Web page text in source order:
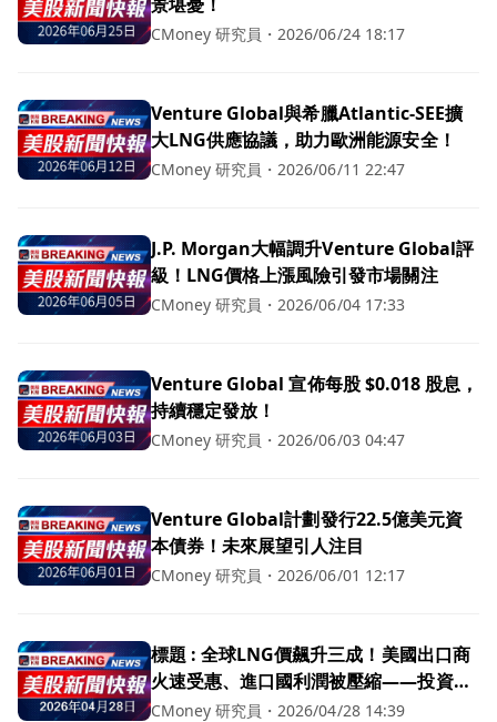
CMoney 研究員 ・ 2026/06/24 18:17
Venture Global與希臘Atlantic-SEE擴
大LNG供應協議，助力歐洲能源安全！
CMoney 研究員 ・ 2026/06/11 22:47
J.P. Morgan大幅調升Venture Global評
級！LNG價格上漲風險引發市場關注
CMoney 研究員 ・ 2026/06/04 17:33
Venture Global 宣佈每股 $0.018 股息，
持續穩定發放！
CMoney 研究員 ・ 2026/06/03 04:47
Venture Global計劃發行22.5億美元資
本債券！未來展望引人注目
CMoney 研究員 ・ 2026/06/01 12:17
標題 : 全球LNG價飆升三成！美國出口商
火速受惠、進口國利潤被壓縮——投資該
追還是避？
CMoney 研究員 ・ 2026/04/28 14:39